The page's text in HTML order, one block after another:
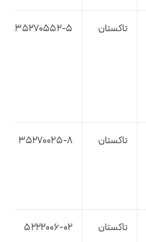
تاکستان ۰۲۸۳۵۲۷۰۵۵۲-۵
تاکستان ۳۵۲۷۰۰۲۵-۸
تاکستان ۵۲۲۲۰۰۶-۰۲